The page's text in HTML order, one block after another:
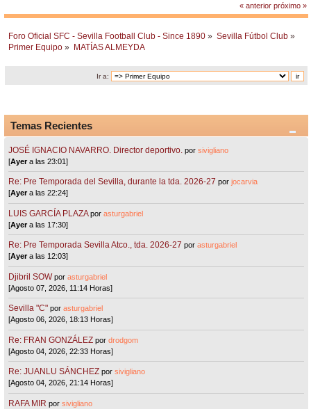
« anterior próximo »
Foro Oficial SFC - Sevilla Football Club - Since 1890 » Sevilla Fútbol Club »
Primer Equipo » MATÍAS ALMEYDA
Ir a:
Temas Recientes
JOSÉ IGNACIO NAVARRO. Director deportivo. porsivigliano
[Ayera las 23:01]
Re: Pre Temporada del Sevilla, durante la tda. 2026-27 porjocarvia
[Ayera las 22:24]
LUIS GARCÍA PLAZA porasturgabriel
[Ayera las 17:30]
Re: Pre Temporada Sevilla Atco., tda. 2026-27 porasturgabriel
[Ayera las 12:03]
Djibril SOW porasturgabriel
[Agosto 07, 2026, 11:14 Horas]
Sevilla "C"porasturgabriel
[Agosto 06, 2026, 18:13 Horas]
Re: FRAN GONZÁLEZ pordrodgom
[Agosto 04, 2026, 22:33 Horas]
Re: JUANLU SÁNCHEZ porsivigliano
[Agosto 04, 2026, 21:14 Horas]
RAFA MIR porsivigliano